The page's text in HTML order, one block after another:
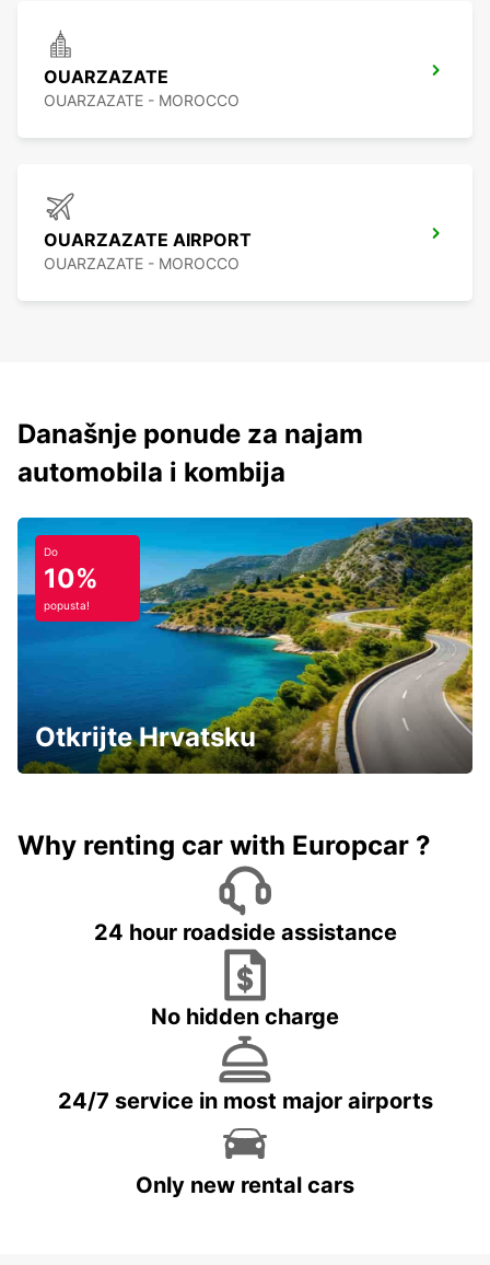
OUARZAZATE
OUARZAZATE - MOROCCO
OUARZAZATE AIRPORT
OUARZAZATE - MOROCCO
Današnje ponude za najam
automobila i kombija
Do
10%
popusta!
Otkrijte Hrvatsku
Why renting car with Europcar ?
24 hour roadside assistance
No hidden charge
24/7 service in most major airports
Only new rental cars